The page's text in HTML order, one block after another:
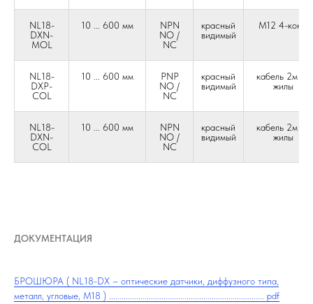
NL18-
DXN-
MOL
10 ... 600 мм
NPN
NO /
NC
красный
видимый
М12 4-конт.
NL18-
DXP-
COL
10 ... 600 мм
PNP
NO /
NC
красный
видимый
кабель 2м 4-
жилы
NL18-
DXN-
COL
10 ... 600 мм
NPN
NO /
NC
красный
видимый
кабель 2м 4-
жилы
ДОКУМЕНТАЦИЯ
БРОШЮРА ( NL18-DX – оптические датчики, диффузного типа,
металл, угловые, М18 ) .......................................................................... pdf